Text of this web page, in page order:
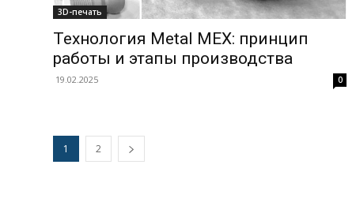
3D-печать
Технология Metal MEX: принцип
работы и этапы производства
19.02.2025 0
1 2